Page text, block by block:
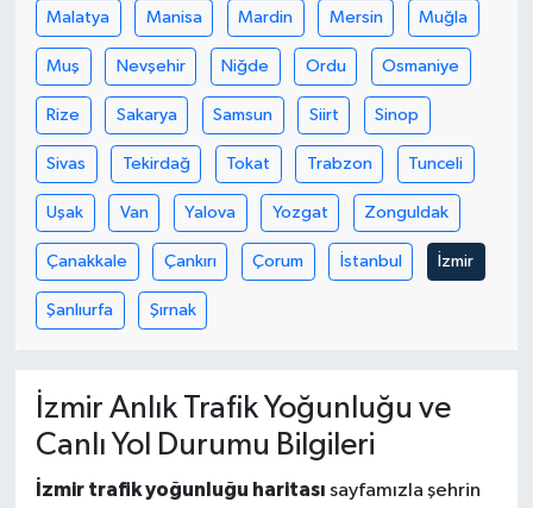
Malatya Manisa Mardin Mersin Muğla
Muş Nevşehir Niğde Ordu Osmaniye
Rize Sakarya Samsun Siirt Sinop
Sivas Tekirdağ Tokat Trabzon Tunceli
Uşak Van Yalova Yozgat Zonguldak
Çanakkale Çankırı Çorum İstanbul İzmir
Şanlıurfa Şırnak
İzmir Anlık Trafik Yoğunluğu ve
Canlı Yol Durumu Bilgileri
İzmir trafik yoğunluğu haritası sayfamızla şehrin